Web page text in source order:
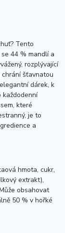
Tento
44 % mandlí a
rozplývající
chrání šťavnatou
dárek, k
každodenní
které
je to
a
hmota, cukr,
extrakt),
obsahovat
50 % v hořké